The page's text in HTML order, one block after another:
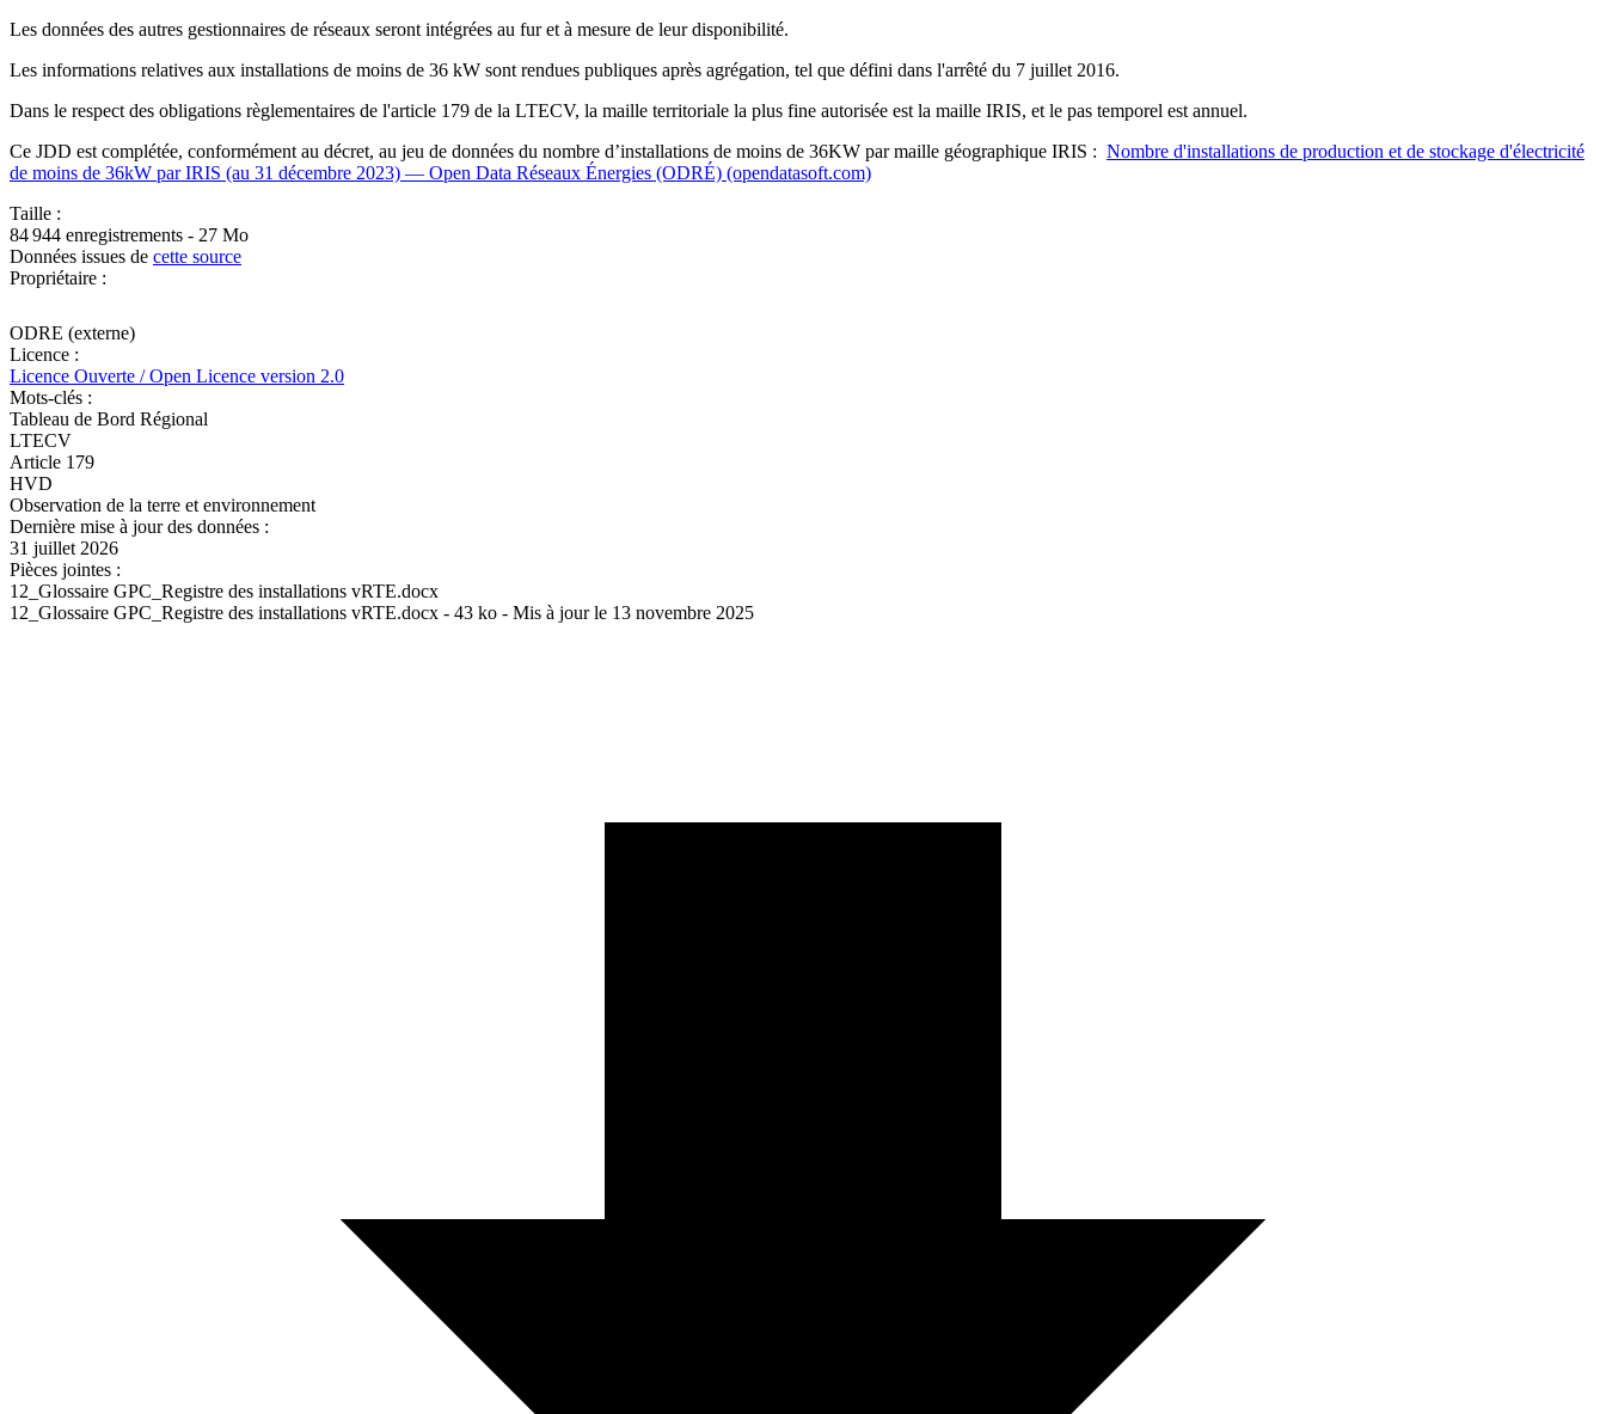
Les données des autres gestionnaires de réseaux seront intégrées au fur et à mesure de leur disponibilité.
Les informations relatives aux installations de moins de 36 kW sont rendues publiques après agrégation, tel que défini dans l'arrêté du 7 juillet 2016.
Dans le respect des obligations règlementaires de l'article 179 de la LTECV, la maille territoriale la plus fine autorisée est la maille IRIS, et le pas temporel est annuel.
Ce JDD est complétée, conformément au décret, au jeu de données du nombre d’installations de moins de 36KW par maille géographique IRIS : Nombre d'installations de production et de stockage d'électricité
de moins de 36kW par IRIS (au 31 décembre 2023) — Open Data Réseaux Énergies (ODRÉ) (opendatasoft.com)
Taille :
84 944 enregistrements - 27 Mo
Données issues de cette source
Propriétaire :
ODRE (externe)
Licence :
Licence Ouverte / Open Licence version 2.0
Mots-clés :
Tableau de Bord Régional
LTECV
Article 179
HVD
Observation de la terre et environnement
Dernière mise à jour des données :
31 juillet 2026
Pièces jointes :
12_Glossaire GPC_Registre des installations vRTE.docx
12_Glossaire GPC_Registre des installations vRTE.docx - 43 ko - Mis à jour le 13 novembre 2025